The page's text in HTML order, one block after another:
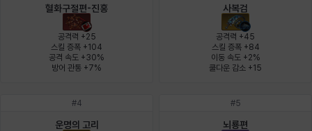
이안 재키
카밀로 캐시
크레이버 타지아
혈화구절편-진홍
공격력 +25
스킬 증폭 +104
공격 속도 +30%
방어 관통 +7%
사복검
공격력 +45
스킬 증폭 +84
이동 속도 +2%
쿨다운 감소 +15
#4
운명의 고리
#5
뇌룡편